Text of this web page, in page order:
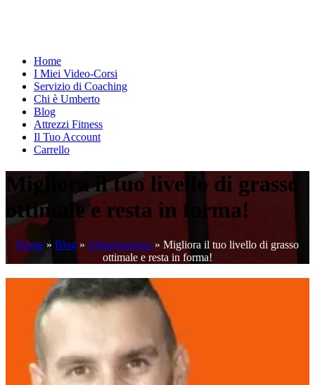
Home
I Miei Video-Corsi
Servizio di Coaching
Chi è Umberto
Blog
Attrezzi Fitness
Il Tuo Account
Carrello
Migliora il tuo livello di grasso
ottimale e resta in forma!
Home » Blog » Alimentazione » Migliora il tuo livello di grasso
ottimale e resta in forma!